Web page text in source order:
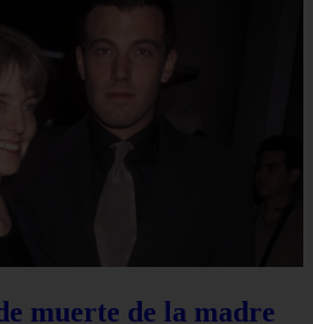
muerte de la madre